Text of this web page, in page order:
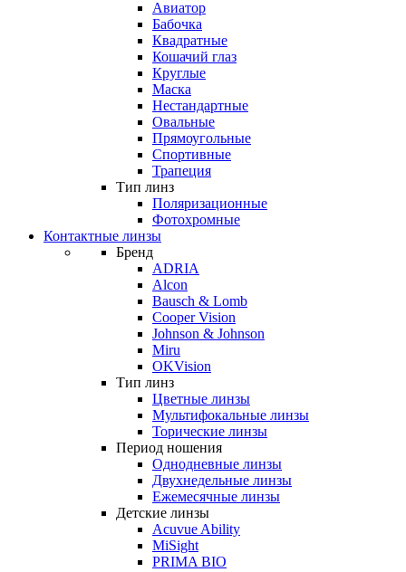
Авиатор
Бабочка
Квадратные
Кошачий глаз
Круглые
Маска
Нестандартные
Овальные
Прямоугольные
Спортивные
Трапеция
Тип линз
Поляризационные
Фотохромные
Контактные линзы
Бренд
ADRIA
Alcon
Bausch & Lomb
Cooper Vision
Johnson & Johnson
Miru
OKVision
Тип линз
Цветные линзы
Мультифокальные линзы
Торические линзы
Период ношения
Однодневные линзы
Двухнедельные линзы
Ежемесячные линзы
Детские линзы
Acuvue Ability
MiSight
PRIMA BIO